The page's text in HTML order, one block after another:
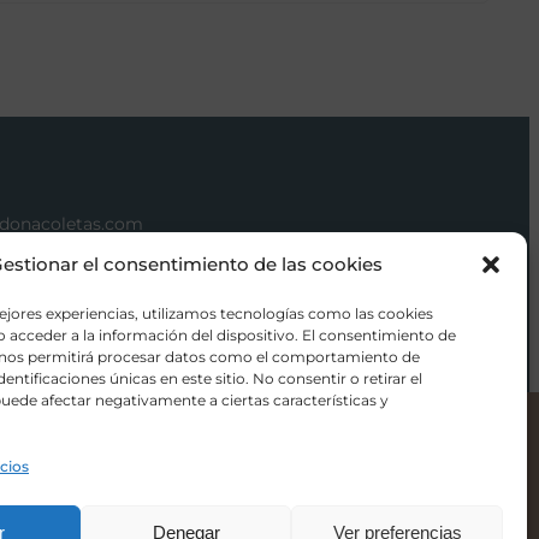
el consentimiento de las cookies
experiencias, utilizamos tecnologías como las cookies
acceder a la información del dispositivo. El consentimiento de
permitirá procesar datos como el comportamiento de
únicas en este sitio. No consentir o retirar el
afectar negativamente a ciertas características y
Denegar Ver preferencias
+